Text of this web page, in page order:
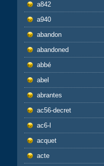
a842
a940
abandon
abandoned
abbé
abel
abrantes
ac56-decret
ac6-l
acquet
acte